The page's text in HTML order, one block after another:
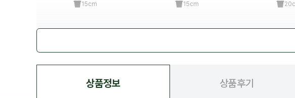
15cm
15cm
20
상품정보 상품후기